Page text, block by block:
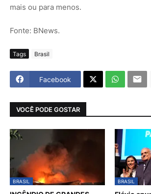
mais ou para menos.
Fonte: BNews.
Tags Brasil
Facebook
VOCÊ PODE GOSTAR
BRASIL BRASIL